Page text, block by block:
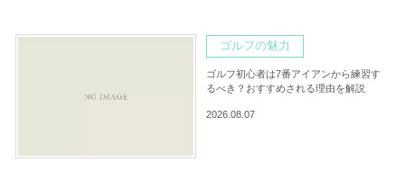
ゴルフの魅力
ゴルフ初心者は7番アイアンから練習す
るべき？おすすめされる理由を解説
2026.08.07